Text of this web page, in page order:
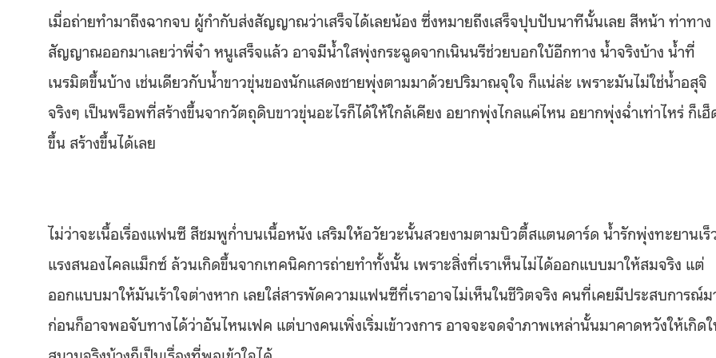
เมื่อถ่ายทำมาถึงฉากจบ ผู้กำกับส่งสัญญาณว่าเสร็จได้เลยน้อง ซึ่งหมายถึงเสร็จปุบปับนาทีนั้นเลย สีหน้า ท่าทาง
สัญญาณออกมาเลยว่าพี่จ๋า หนูเสร็จแล้ว อาจมีน้ำใสพุ่งกระฉูดจากเนินนรีช่วยบอกใบ้อีกทาง น้ำจริงบ้าง น้ำที่
เนรมิตขึ้นบ้าง เช่นเดียวกับน้ำขาวขุ่นของนักแสดงชายพุ่งตามมาด้วยปริมาณจุใจ ก็แน่ล่ะ เพราะมันไม่ใช่น้ำอสุจิ
จริงๆ เป็นพร็อพที่สร้างขึ้นจากวัตถุดิบขาวขุ่นอะไรก็ได้ให้ใกล้เคียง อยากพุ่งไกลแค่ไหน อยากพุ่งฉ่ำเท่าไหร่ ก็เฮ็
ขึ้น สร้างขึ้นได้เลย
ไม่ว่าจะเนื้อเรื่องแฟนซี สีชมพูก่ำบนเนื้อหนัง เสริมให้อวัยวะนั้นสวยงามตามบิวตี้สแตนดาร์ด น้ำรักพุ่งทะยานเร็
แรงสนองไคลแม็กซ์ ล้วนเกิดขึ้นจากเทคนิคการถ่ายทำทั้งนั้น เพราะสิ่งที่เราเห็นไม่ได้ออกแบบมาให้สมจริง แต่
ออกแบบมาให้มันเร้าใจต่างหาก เลยใส่สารพัดความแฟนซีที่เราอาจไม่เห็นในชีวิตจริง คนที่เคยมีประสบการณ์ม
ก่อนก็อาจพอจับทางได้ว่าอันไหนเฟค แต่บางคนเพิ่งเริ่มเข้าวงการ อาจจะจดจำภาพเหล่านั้นมาคาดหวังให้เกิด